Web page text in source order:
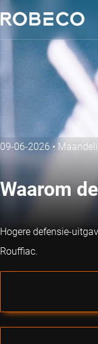
09-06-2026•
Waarom
Hogere defensie-
Rouffiac.